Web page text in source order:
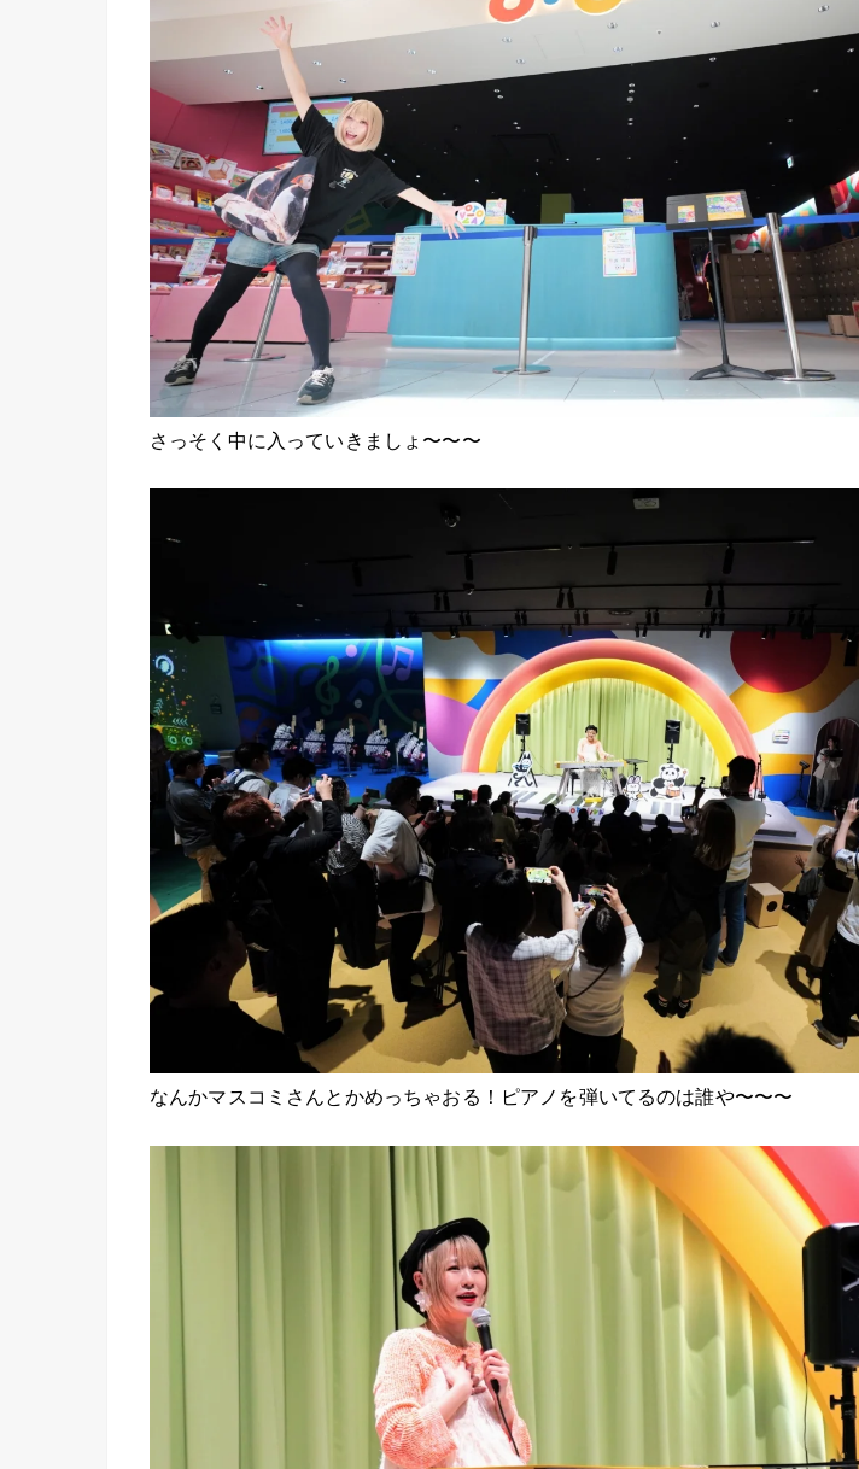
さっそく中に入っていきましょ〜〜〜
なんかマスコミさんとかめっちゃおる！ピアノを弾いてるのは誰や〜〜〜